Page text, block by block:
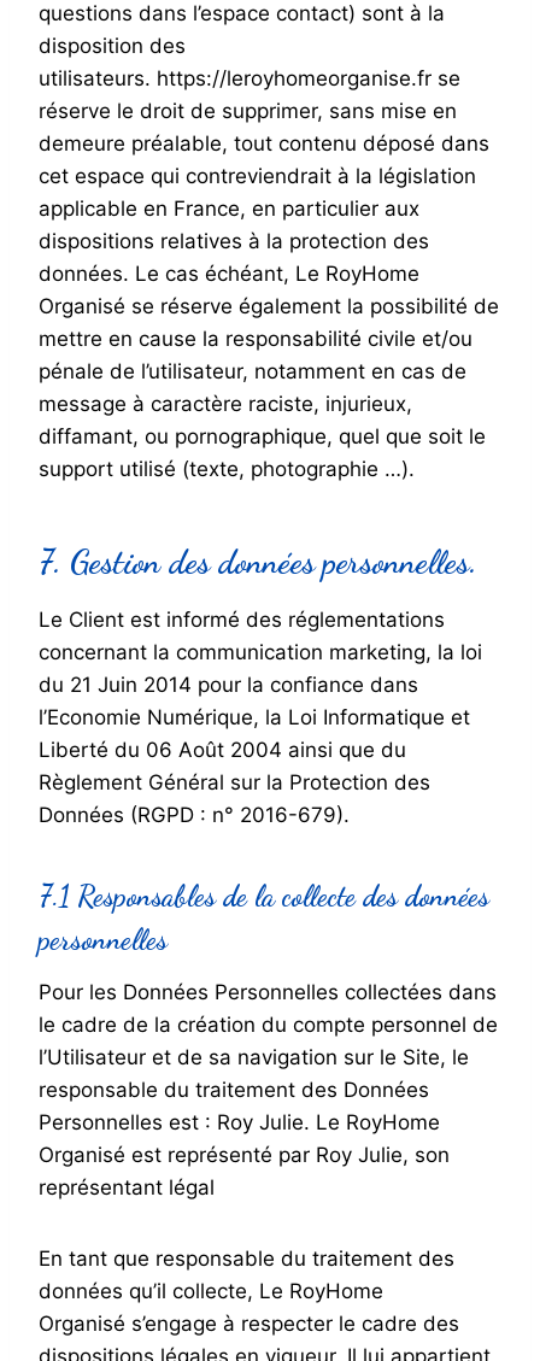
questions dans l’espace contact) sont à la
disposition des
utilisateurs. https://leroyhomeorganise.fr se
réserve le droit de supprimer, sans mise en
demeure préalable, tout contenu déposé dans
cet espace qui contreviendrait à la législation
applicable en France, en particulier aux
dispositions relatives à la protection des
données. Le cas échéant, Le RoyHome
Organisé se réserve également la possibilité de
mettre en cause la responsabilité civile et/ou
pénale de l’utilisateur, notamment en cas de
message à caractère raciste, injurieux,
diffamant, ou pornographique, quel que soit le
support utilisé (texte, photographie …).
7. Gestion des données personnelles.
Le Client est informé des réglementations
concernant la communication marketing, la loi
du 21 Juin 2014 pour la confiance dans
l’Economie Numérique, la Loi Informatique et
Liberté du 06 Août 2004 ainsi que du
Règlement Général sur la Protection des
Données (RGPD : n° 2016-679).
7.1 Responsables de la collecte des données
personnelles
Pour les Données Personnelles collectées dans
le cadre de la création du compte personnel de
l’Utilisateur et de sa navigation sur le Site, le
responsable du traitement des Données
Personnelles est : Roy Julie. Le RoyHome
Organisé est représenté par Roy Julie, son
représentant légal
En tant que responsable du traitement des
données qu’il collecte, Le RoyHome
Organisé s’engage à respecter le cadre des
dispositions légales en vigueur. Il lui appartient